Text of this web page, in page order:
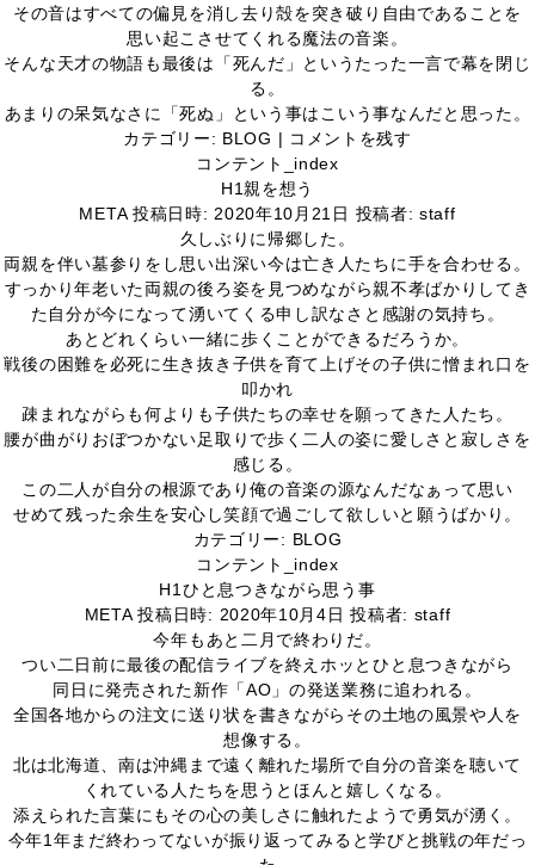
その音はすべての偏見を消し去り殻を突き破り自由であることを
思い起こさせてくれる魔法の音楽。
そんな天才の物語も最後は「死んだ」というたった一言で幕を閉じ
る。
あまりの呆気なさに「死ぬ」という事はこいう事なんだと思った。
カテゴリー: BLOG | コメントを残す
コンテント_index
H1親を想う
META 投稿日時: 2020年10月21日 投稿者:staff
久しぶりに帰郷した。
両親を伴い墓参りをし思い出深い今は亡き人たちに手を合わせる。
すっかり年老いた両親の後ろ姿を見つめながら親不孝ばかりしてき
た自分が今になって湧いてくる申し訳なさと感謝の気持ち。
あとどれくらい一緒に歩くことができるだろうか。
戦後の困難を必死に生き抜き子供を育て上げその子供に憎まれ口を
叩かれ
疎まれながらも何よりも子供たちの幸せを願ってきた人たち。
腰が曲がりおぼつかない足取りで歩く二人の姿に愛しさと寂しさを
感じる。
この二人が自分の根源であり俺の音楽の源なんだなぁって思い
せめて残った余生を安心し笑顔で過ごして欲しいと願うばかり。
カテゴリー: BLOG
コンテント_index
H1 ひと息つきながら思う事
META投稿日時: 2020年10月4日 投稿者: staff
今年もあと二月で終わりだ。
つい二日前に最後の配信ライブを終えホッとひと息つきながら
同日に発売された新作「AO」の発送業務に追われる。
全国各地からの注文に送り状を書きながらその土地の風景や人を
想像する。
北は北海道、南は沖縄まで遠く離れた場所で自分の音楽を聴いて
くれている人たちを思うとほんと嬉しくなる。
添えられた言葉にもその心の美しさに触れたようで勇気が湧く。
今年1年まだ終わってないが振り返ってみると学びと挑戦の年だっ